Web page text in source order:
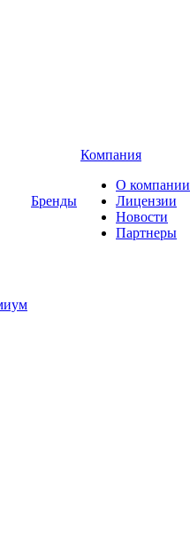
Бренды
Компания
О компании
Лицензии
Новости
Партнеры